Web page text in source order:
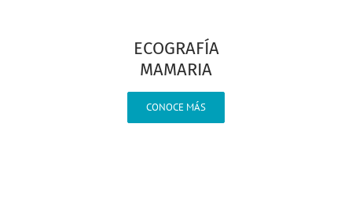
ECOGRAFÍA
MAMARIA
CONOCE MÁS